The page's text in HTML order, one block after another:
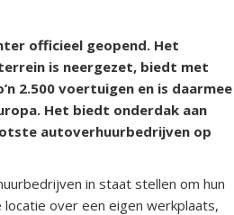
officieel geopend. Het
is neergezet, biedt met
2.500 voertuigen en is daarmee
Het biedt onderdak aan
autoverhuurbedrijven op
in staat stellen om hun
over een eigen werkplaats,